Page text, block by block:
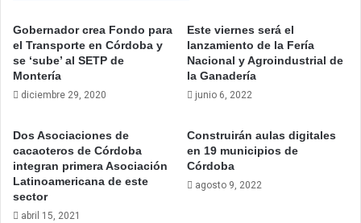
Gobernador crea Fondo para
el Transporte en Córdoba y
se ‘sube’ al SETP de
Montería
diciembre 29, 2020
Este viernes será el
lanzamiento de la Fería
Nacional y Agroindustrial de
la Ganadería
junio 6, 2022
Dos Asociaciones de
cacaoteros de Córdoba
integran primera Asociación
Latinoamericana de este
sector
abril 15, 2021
Construirán aulas digitales
en 19 municipios de
Córdoba
agosto 9, 2022